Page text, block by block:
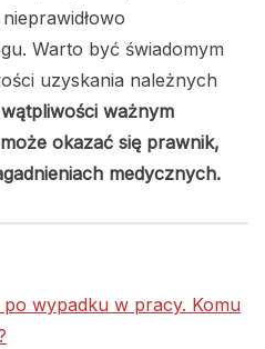
Warto być świadomym
uzyskania należnych
ważnym
okazać się prawnik,
medycznych.
wypadku w pracy. Komu